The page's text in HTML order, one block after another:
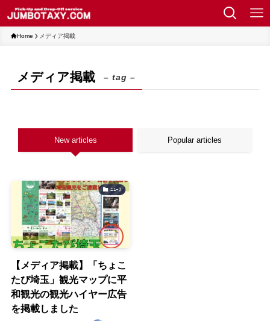
Home メディア掲載
メディア掲載 – tag –
New articles Popular articles
ﾆｭｰｽ
【メディア掲載】「ちょこ
たび埼玉」観光マップに平
和観光の観光ハイヤー広告
を掲載しました